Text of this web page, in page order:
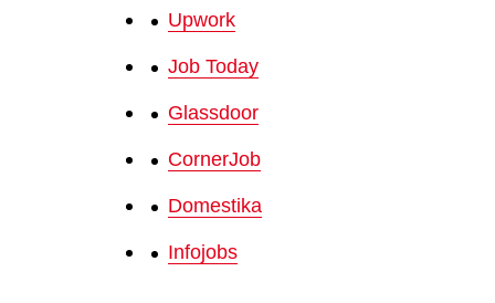
Upwork
Job Today
Glassdoor
CornerJob
Domestika
Infojobs